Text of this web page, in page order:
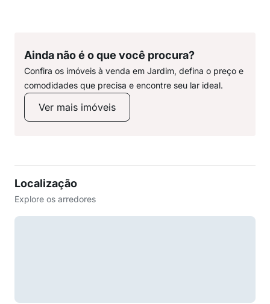
Ainda não é o que você procura?
Confira os imóveis à venda em Jardim, defina o preço e
comodidades que precisa e encontre seu lar ideal.
Ver mais imóveis
Localização
Explore os arredores